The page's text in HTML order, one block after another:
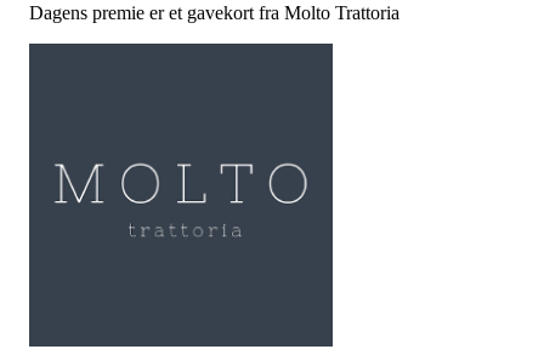
Dagens premie er et gavekort fra Molto Trattoria